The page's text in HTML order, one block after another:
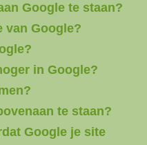
Google te staan?
van Google?
in Google?
te staan?
Google je site